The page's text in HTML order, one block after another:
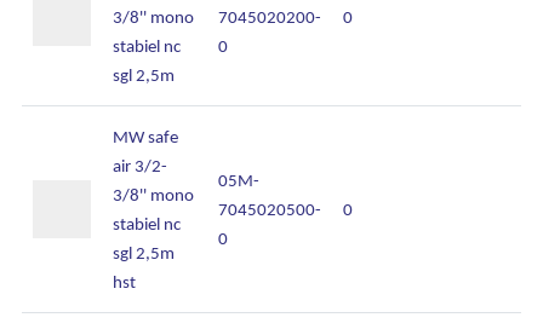
3/8'' mono
stabiel nc
sgl 2,5m
7045020200-
0
0
MW safe
air 3/2-
3/8'' mono
stabiel nc
sgl 2,5m
hst
05M-
7045020500-
0
0